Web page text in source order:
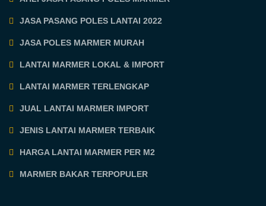
JASA PASANG POLES LANTAI 2022
JASA POLES MARMER MURAH
LANTAI MARMER LOKAL & IMPORT
LANTAI MARMER TERLENGKAP
JUAL LANTAI MARMER IMPORT
JENIS LANTAI MARMER TERBAIK
HARGA LANTAI MARMER PER M2
MARMER BAKAR TERPOPULER